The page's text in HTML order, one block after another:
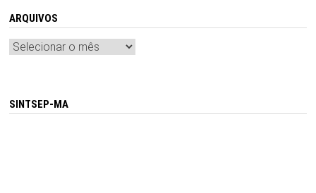
ARQUIVOS
Arquivos
SINTSEP-MA